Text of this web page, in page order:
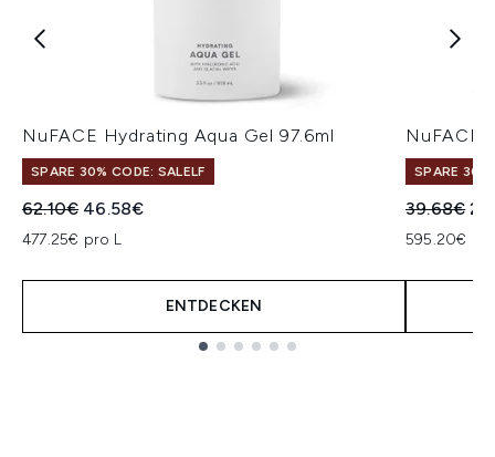
NuFACE Hydrating Aqua Gel 97.6ml
SPARE 30% CODE: SALELF
Unverbindliche Preisempfehlung:
62.10€ Aktueller Preis:
46.58€
477.25€ pro L
ENTDECKEN
NuFACE
SPARE 30%
39.68€
595.20€